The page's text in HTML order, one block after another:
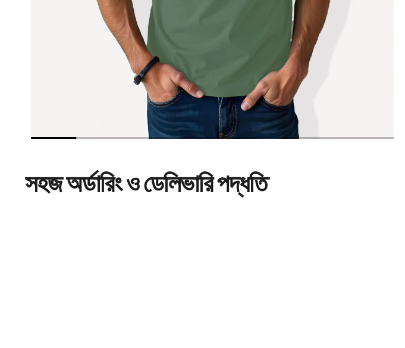
সহজঅর্ডারিংও ডেলিভারি পদ্ধতি